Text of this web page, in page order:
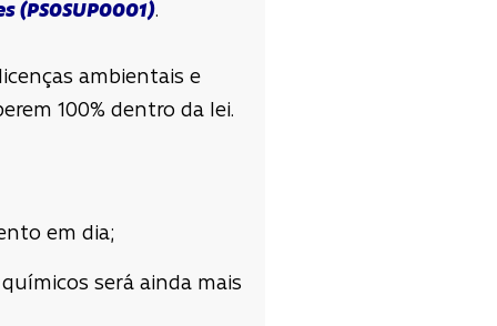
(PS0SUP0001).
ambientais e
100% dentro da lei.
em dia;
será ainda mais